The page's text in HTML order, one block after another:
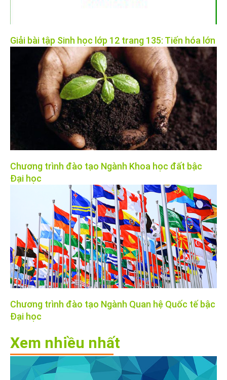
Giải bài tập Sinh học lớp 12 trang 135: Tiến hóa lớn
Chương trình đào tạo Ngành Khoa học đất bậc
Đại học
Chương trình đào tạo Ngành Quan hệ Quốc tế bậc
Đại học
Xem nhiều nhất